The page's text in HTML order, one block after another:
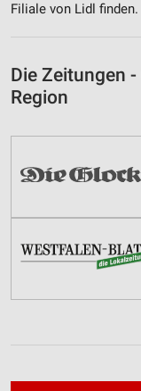
Filiale von Lidl finden.
Die Zeitungen
Region